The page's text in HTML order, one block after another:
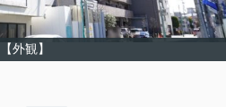
【外観】